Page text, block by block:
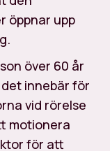
öppnar upp
över 60 år
innebär för
vid rörelse
motionera
för att